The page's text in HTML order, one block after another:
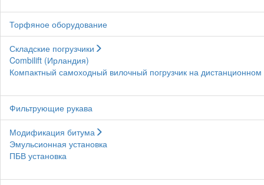
Торфяное оборудование
Складские погрузчики
Combilift (Ирландия)
Компактный самоходный вилочный погрузчик на
Фильтрующие рукава
Модификация битума
Эмульсионная установка
ПБВ установка